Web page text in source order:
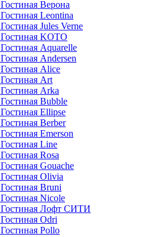
Гостиная Верона
Гостиная Leontina
Гостиная Jules Verne
Гостиная KOTO
Гостиная Aquarelle
Гостиная Andersen
Гостиная Alice
Гостиная Art
Гостиная Arka
Гостиная Bubble
Гостиная Ellipse
Гостиная Berber
Гостиная Emerson
Гостиная Line
Гостиная Rosa
Гостиная Gouache
Гостиная Olivia
Гостиная Bruni
Гостиная Nicole
Гостиная Лофт СИТИ
Гостиная Odri
Гостиная Pollo